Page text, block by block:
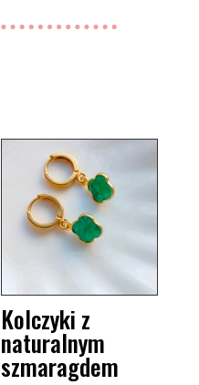
Kolczyki z
naturalnym
szmaragdem